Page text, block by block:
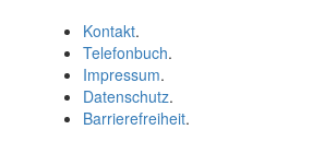
Kontakt.
Telefonbuch.
Impressum.
Datenschutz.
Barrierefreiheit.